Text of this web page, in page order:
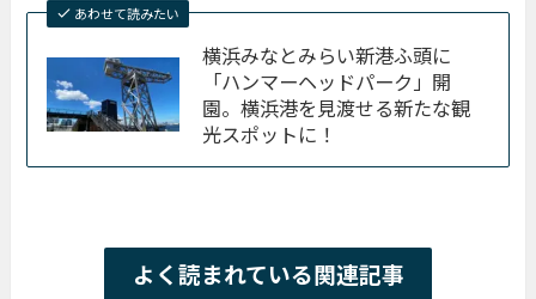
あわせて読みたい
横浜みなとみらい新港ふ頭に
「ハンマーヘッドパーク」開
園。横浜港を見渡せる新たな観
光スポットに！
よく読まれている関連記事